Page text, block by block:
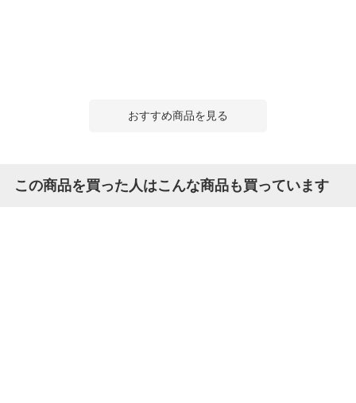
おすすめ商品を見る
この商品を買った人はこんな商品も買っています